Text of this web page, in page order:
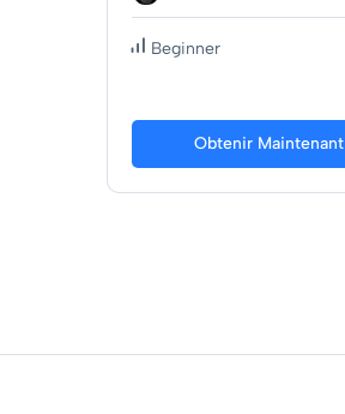
Beginner
Obtenir Maintenant